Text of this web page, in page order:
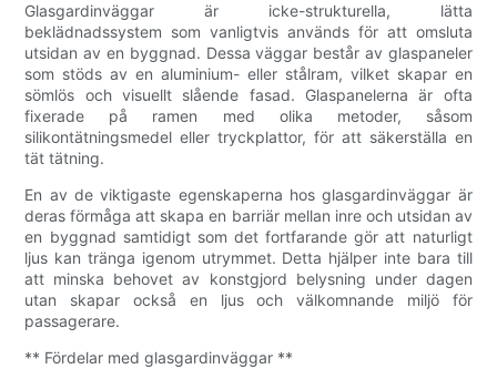
Glasgardinväggar är icke-strukturella, lätta
beklädnadssystem som vanligtvis används för att omsluta
utsidan av en byggnad. Dessa väggar består av glaspaneler
som stöds av en aluminium- eller stålram, vilket skapar en
sömlös och visuellt slående fasad. Glaspanelerna är ofta
fixerade på ramen med olika metoder, såsom
silikontätningsmedel eller tryckplattor, för att säkerställa en
tät tätning.
En av de viktigaste egenskaperna hos glasgardinväggar är
deras förmåga att skapa en barriär mellan inre och utsidan av
en byggnad samtidigt som det fortfarande gör att naturligt
ljus kan tränga igenom utrymmet. Detta hjälper inte bara till
att minska behovet av konstgjord belysning under dagen
utan skapar också en ljus och välkomnande miljö för
passagerare.
** Fördelar med glasgardinväggar **